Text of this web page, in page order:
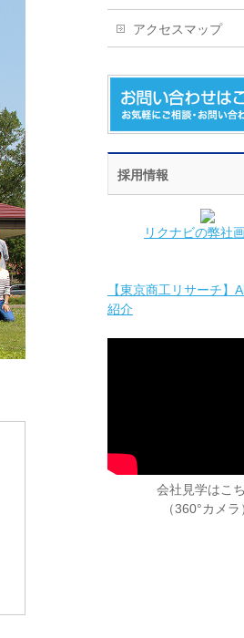
アクセスマップ
採用情報
リクナビの弊社
【東京商工リサーチ】
紹介
会社見学はこ
（360°カメラ